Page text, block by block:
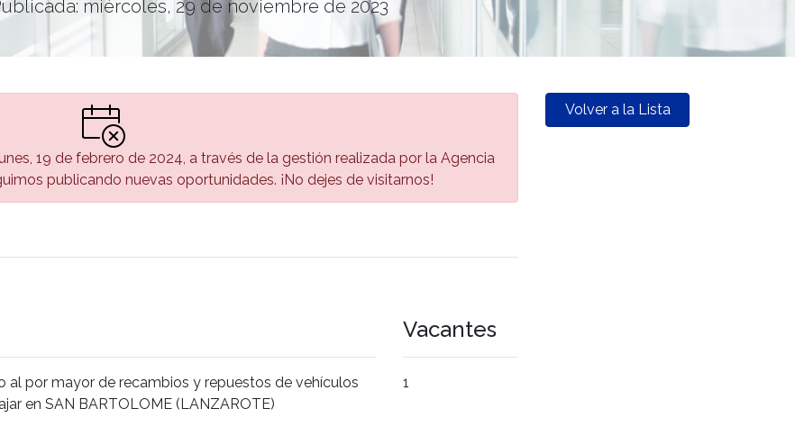
miércoles, 29 de noviembre de 2023
19 de febrero de 2024, a través de la gestión realizada por la Agencia
publicando nuevas oportunidades. ¡No dejes de visitarnos!
al por mayor de recambios y repuestos de vehículos
en SAN BARTOLOME (LANZAROTE)
Vacantes
1
Volver a la Lista